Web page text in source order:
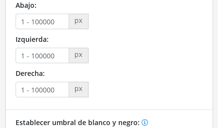
Abajo:
px
Izquierda:
px
Derecha:
px
Establecer umbral de blanco y negro: